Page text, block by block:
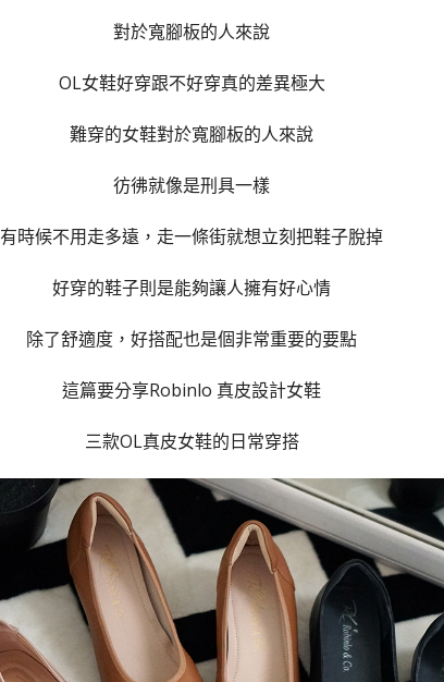
對於寬腳板的人來說
OL女鞋好穿跟不好穿真的差異極大
難穿的女鞋對於寬腳板的人來說
彷彿就像是刑具一樣
有時候不用走多遠，走一條街就想立刻把鞋子脫掉
好穿的鞋子則是能夠讓人擁有好心情
除了舒適度，好搭配也是個非常重要的要點
這篇要分享Robinlo 真皮設計女鞋
三款OL真皮女鞋的日常穿搭